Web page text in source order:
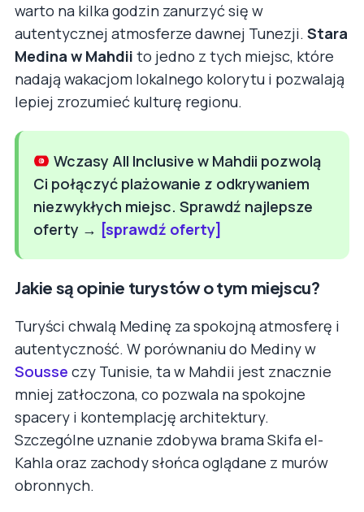
warto na kilka godzin zanurzyć się w
autentycznej atmosferze dawnej Tunezji. Stara
Medina w Mahdii to jedno z tych miejsc, które
nadają wakacjom lokalnego kolorytu i pozwalają
lepiej zrozumieć kulturę regionu.
Wczasy All Inclusive w Mahdii pozwolą
Ci połączyć plażowanie z odkrywaniem
niezwykłych miejsc. Sprawdź najlepsze
oferty → [sprawdź oferty]
Jakie są opinie turystów o tym miejscu?
Turyści chwalą Medinę za spokojną atmosferę i
autentyczność. W porównaniu do Mediny w
Sousse czy Tunisie, ta w Mahdii jest znacznie
mniej zatłoczona, co pozwala na spokojne
spacery i kontemplację architektury.
Szczególne uznanie zdobywa brama Skifa el-
Kahla oraz zachody słońca oglądane z murów
obronnych.